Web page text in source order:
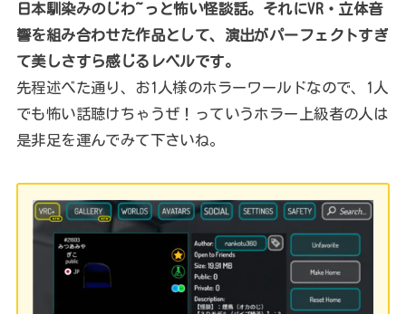
日本馴染みのじわ~っと怖い怪談話。それにVR・立体音
響を組み合わせた作品として、演出がパーフェクトすぎ
て美しさすら感じるレベルです。
先程述べた通り、お1人様のホラーワールドなので、1人
でも怖い話聴けちゃうぜ！っていうホラー上級者の人は
是非足を運んでみて下さいね。